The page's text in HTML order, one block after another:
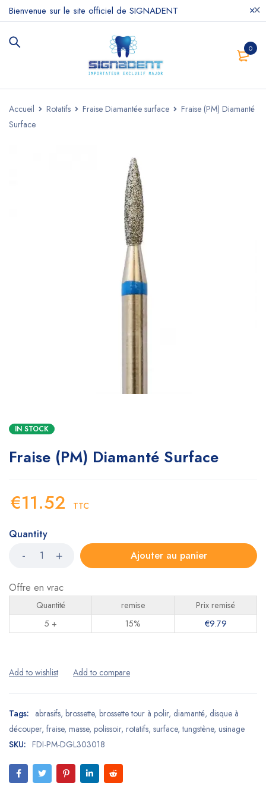
Bienvenue sur le site officiel de SIGNADENT
0
Accueil Rotatifs Fraise Diamantée surface
Fraise (PM) Diamanté
Surface
IN STOCK
Fraise (PM) Diamanté Surface
€11.52 TTC
Quantity
Ajouter au panier
Offre en vrac
Quantité remise
Prix remisé
5 +
15% €9.79
Tags: abrasifs, brossette, brossette tour à polir, diamanté, disque à
découper, fraise, masse, polissoir, rotatifs, surface,tungstène, usinage
SKU: FDI-PM-DGL303018